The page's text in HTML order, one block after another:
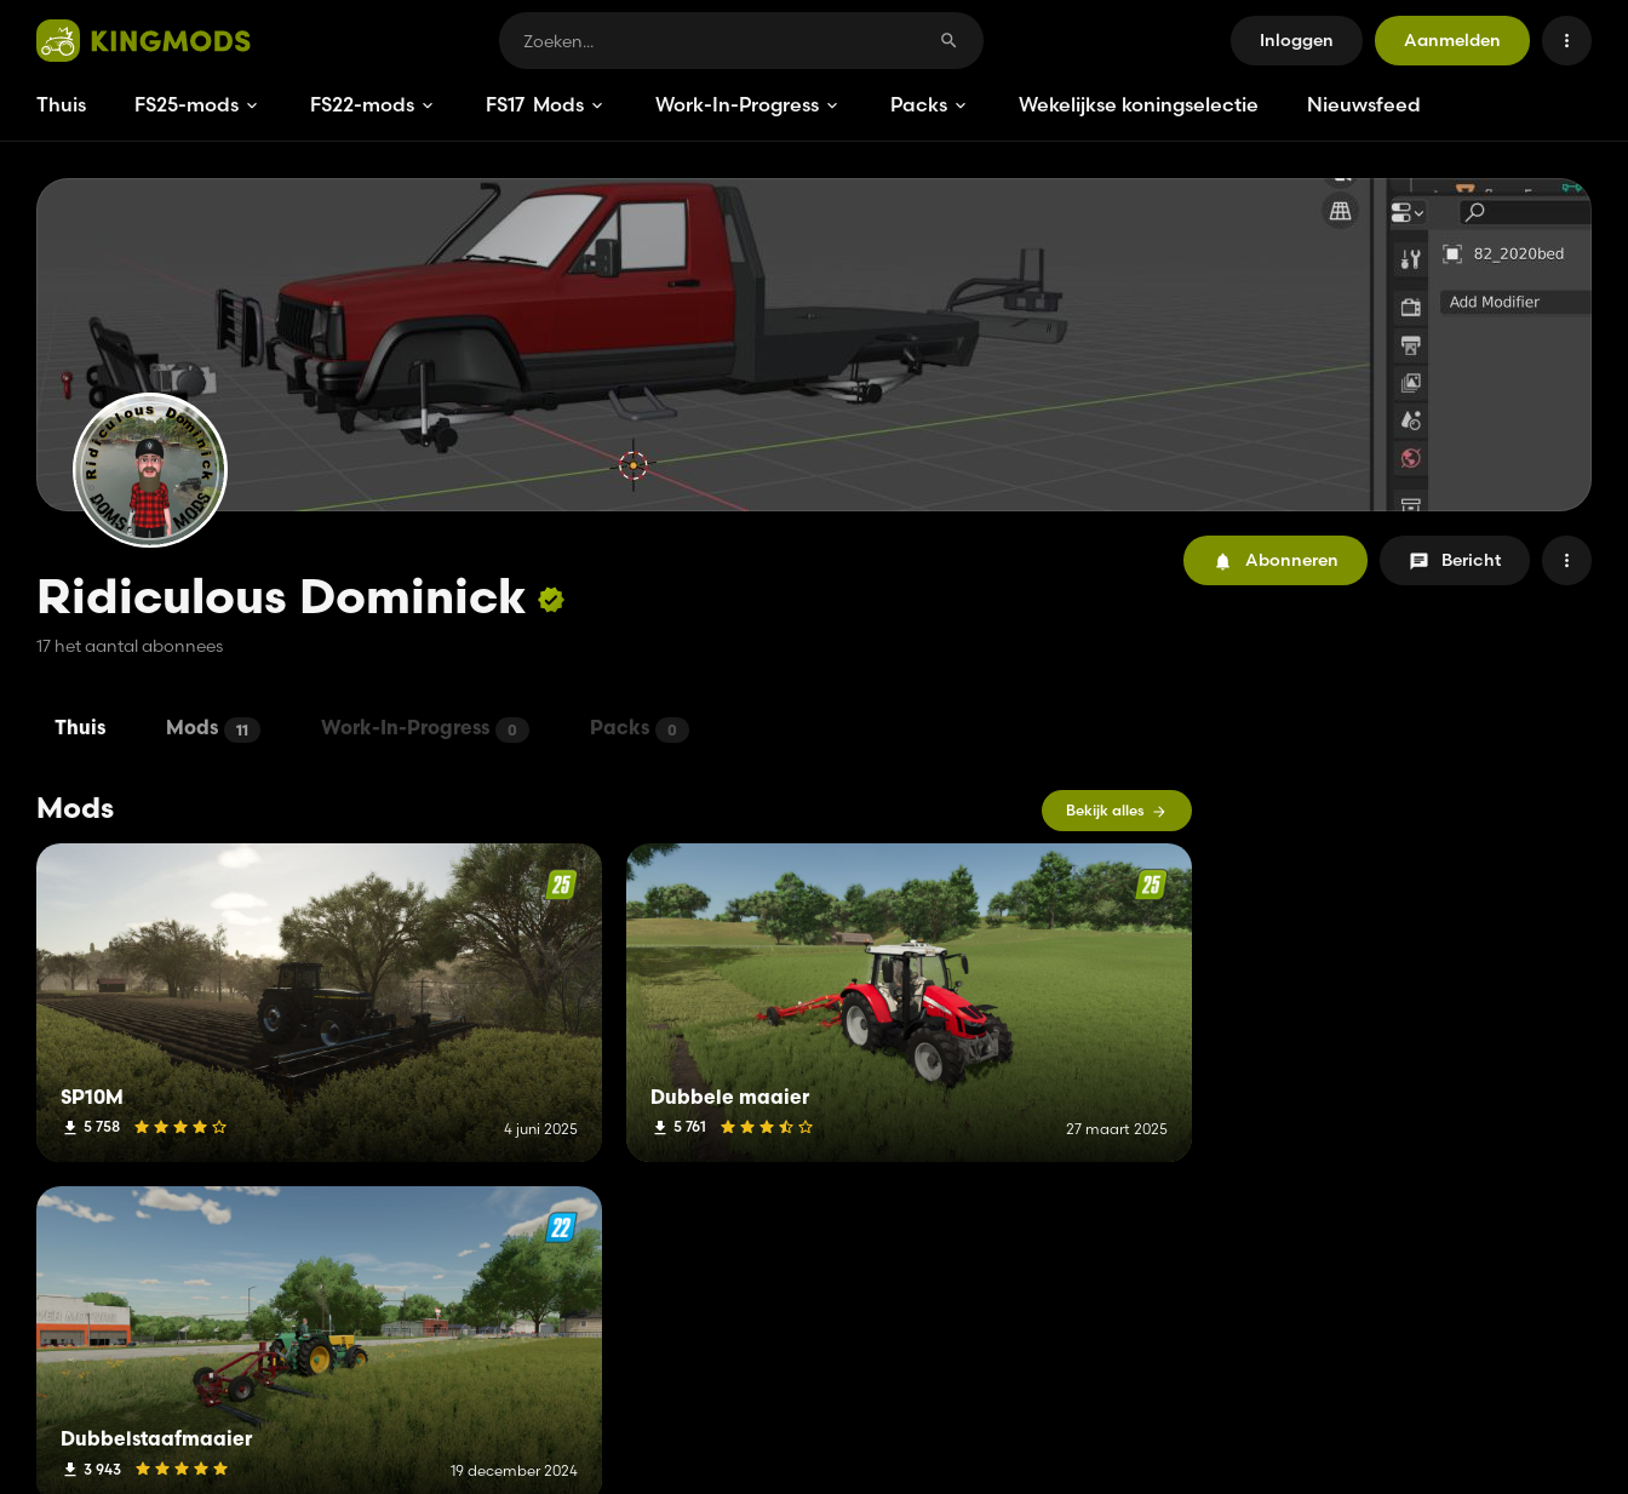
Inloggen Aanmelden
Thuis FS25-mods FS22-mods FS17 Mods Work-In-Progress Packs Wekelijkse koningselectie Nieuwsfeed
Ridiculous Dominick
17 het aantal abonnees
Abonneren Bericht
Thuis Mods 11 Work-In-Progress 0 Packs 0
Mods Bekijk alles
SP10M
5 758 4 juni 2025
Dubbele maaier
5 761 27 maart 2025
Dubbelstaafmaaier
3 943 19 december 2024